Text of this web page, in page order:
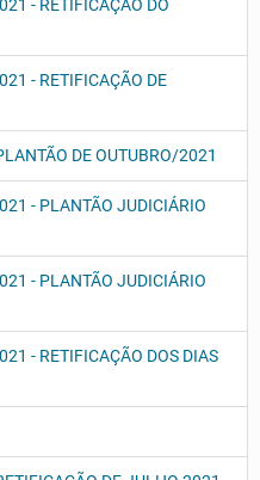
- RETIFICAÇÃO DO
- RETIFICAÇÃO DE
DE OUTUBRO/2021
- PLANTÃO JUDICIÁRIO
- PLANTÃO JUDICIÁRIO
- RETIFICAÇÃO DOS DIAS